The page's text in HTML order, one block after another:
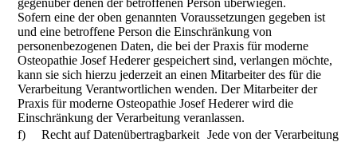
gegenüber denen der betroffenen Person überwiegen.
Sofern eine der oben genannten Voraussetzungen gegeben ist
und eine betroffene Person die Einschränkung von
personenbezogenen Daten, die bei der Praxis für moderne
Osteopathie Josef Hederer gespeichert sind, verlangen möchte,
kann sie sich hierzu jederzeit an einen Mitarbeiter des für die
Verarbeitung Verantwortlichen wenden. Der Mitarbeiter der
Praxis für moderne Osteopathie Josef Hederer wird die
Einschränkung der Verarbeitung veranlassen.
f) Recht auf Datenübertragbarkeit Jede von der Verarbeitung